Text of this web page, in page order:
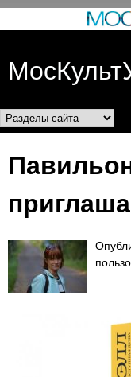
Разделы сайта